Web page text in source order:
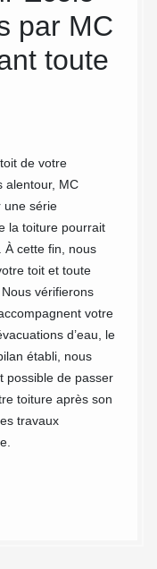
par MC
toute
de votre
alentour, MC
une série
la toiture pourrait
À cette fin, nous
toit et toute
vérifierons
votre
d’eau, le
établi, nous
possible de passer
toiture après son
travaux